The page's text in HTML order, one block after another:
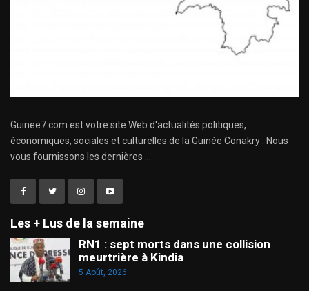
Guinee7.com est votre site Web d'actualités politiques,
économiques, sociales et culturelles de la Guinée Conakry . Nous
vous fournissons les dernières ...
Les + Lus de la semaine
RN1 : sept morts dans une collision
meurtrière à Kindia
5 Août, 2026